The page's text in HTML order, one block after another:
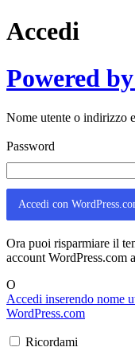
Accedi
Powered
Nome utente o indirizzo
Password
Accedi con
Ora puoi risparmiare il
account
O
Accedi inserendo nome
WordPress.com
Ricordami